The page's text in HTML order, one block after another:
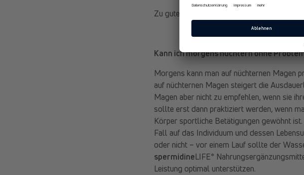
Zu guter Letzt, die eigene Lieblingsmusik
Kann ich morgens nüchtern ohne
Morgens kann man auf nüchternen Magen
auf nüchternen Magen steigert die
Magen aber nicht zu empfehlen, wenn sie
sollte erst dann praktiziert werden, wenn
Körper sportliche Betätigungen gewöhnt
Fall auf das Individuum und dessen
oder nicht – vor einem Lauf sollte der
spermidineLIFE®
Leistung optimal unterstützen.